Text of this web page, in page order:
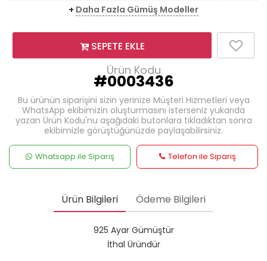
+ Daha Fazla Gümüş Modeller
SEPETE EKLE
Ürün Kodu
#0003436
Bu ürünün siparişini sizin yerinize Müşteri Hizmetleri veya
WhatsApp ekibimizin oluşturmasını isterseniz yukarıda
yazan Ürün Kodu'nu aşağıdaki butonlara tıkladıktan sonra
ekibimizle görüştüğünüzde paylaşabilirsiniz.
Whatsapp ile Sipariş Telefon ile Sipariş
Ürün Bilgileri Ödeme Bilgileri
925 Ayar Gümüştür
İthal Üründür